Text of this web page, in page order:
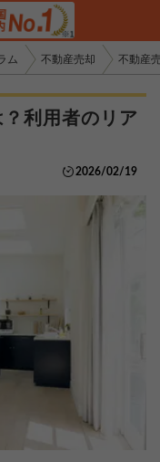
ム 不動産売却 不動産
利用者のリア
2026/02/19